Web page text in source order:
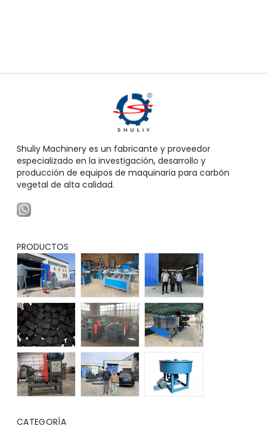
Shuliy Machinery es un fabricante y proveedor
especializado en la investigación, desarrollo y
producción de equipos de maquinaria para carbón
vegetal de alta calidad.
PRODUCTOS
CATEGORÍA